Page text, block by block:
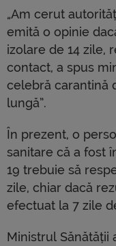
„Am cerut
emită o opinie
izolare de 14 zile,
contact, a spus
celebră carantină
lungă”.
În prezent, o
sanitare că a fost
19 trebuie să
zile, chiar dacă
efectuat la 7 zile
Ministrul Sănătății